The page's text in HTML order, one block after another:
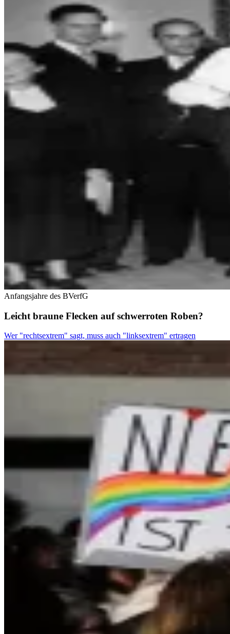
Anfangsjahre des BVerfG
Leicht braune Flecken auf schwerroten Roben?
Wer "rechtsextrem" sagt, muss auch "linksextrem" ertragen